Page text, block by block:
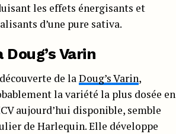
les effets énergisants et
d’une pure sativa.
Doug’s Varin
de laDoug’s Varin,
la variété la plus dosée en
aujourd’hui disponible, semble
de Harlequin. Elle développe